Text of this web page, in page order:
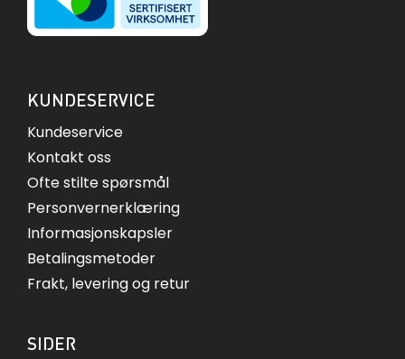
KUNDESERVICE
Kundeservice
Kontakt oss
Ofte stilte spørsmål
Personvernerklæring
Informasjonskapsler
Betalingsmetoder
Frakt, levering og retur
SIDER